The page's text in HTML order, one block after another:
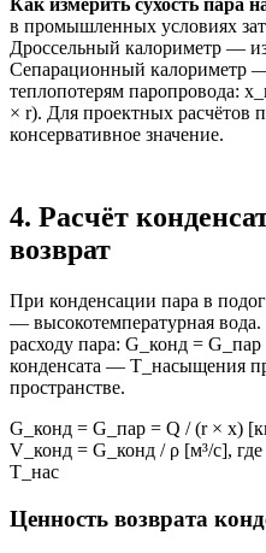
Как измерить сухость пара
в промышленных условиях
Дроссельный калориметр —
Сепарационный калориметр
теплопотерям паропровода:
× r). Для проектных расчётов
консервативное значение.
4. Расчёт
возврат
При конденсации пара в
— высокотемпературная вода.
расходу пара: G_конд =
конденсата — T_насыщения
пространстве.
G_конд = G_пар = Q / (r × x)
V_конд = G_конд / ρ [м³/с],
T_нас
Ценность возврата